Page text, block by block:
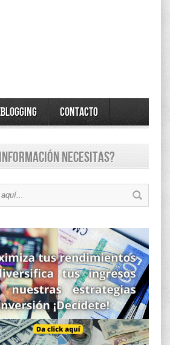
Contacto
necesitas?